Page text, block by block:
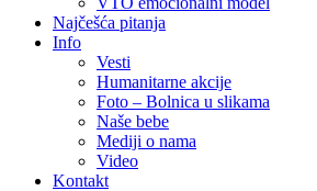
Najčešća pitanja
Info
Vesti
Humanitarne akcije
Foto – Bolnica u slikama
Naše bebe
Mediji o nama
Video
Kontakt